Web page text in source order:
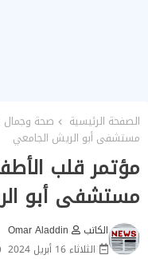
الصفحة الرئيسية صحة وجمال
مستشفى أبو الريش الجامعي
مؤتمر قلب
مستشفى أبو
الكاتب
Omar Aladdin
الثلاثاء 16 أبريل 2024